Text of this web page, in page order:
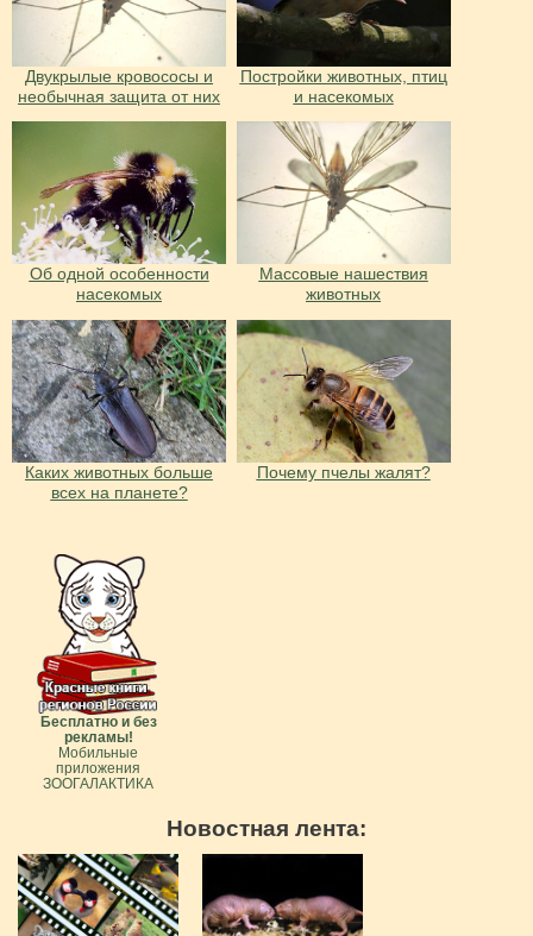
Двукрылые кровососы и
необычная защита от них
Постройки животных, птиц
и насекомых
Об одной особенности
насекомых
Массовые нашествия
животных
Каких животных больше
всех на планете?
Почему пчелы жалят?
Бесплатно и без
рекламы!
Мобильные
приложения
ЗООГАЛАКТИКА
Новостная лента: